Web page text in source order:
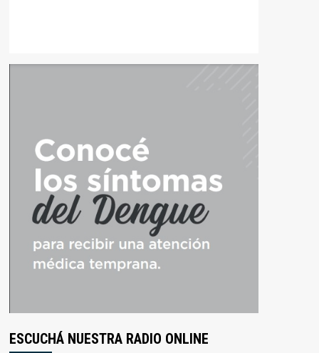
ESCUCHÁ NUESTRA RADIO ONLINE